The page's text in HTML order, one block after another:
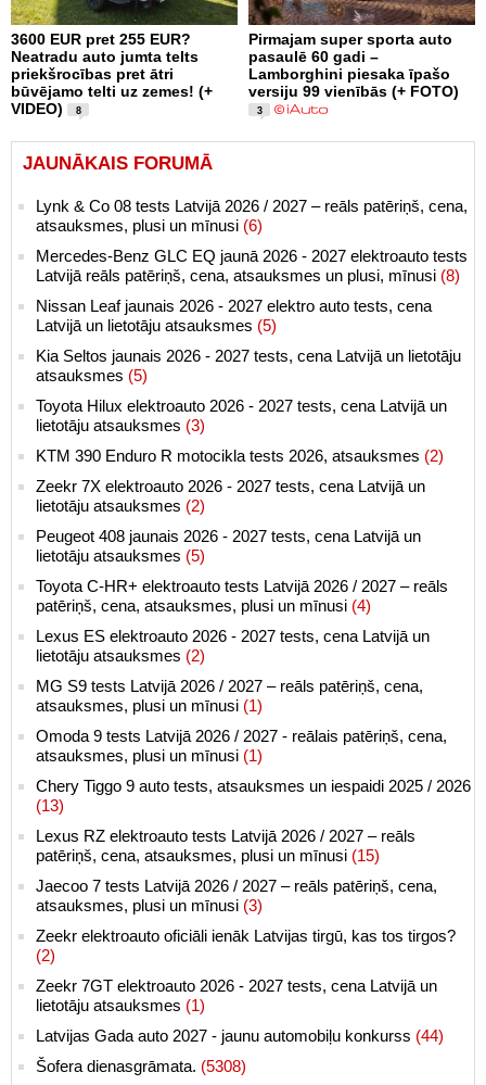
3600 EUR pret 255 EUR?
Neatradu auto jumta telts
priekšrocības pret ātri
būvējamo telti uz zemes! (+
VIDEO)
8
Pirmajam super sporta auto
pasaulē 60 gadi –
Lamborghini piesaka īpašo
versiju 99 vienībās (+ FOTO)
3
JAUNĀKAIS FORUMĀ
Lynk & Co 08 tests Latvijā 2026 / 2027 – reāls patēriņš, cena,
atsauksmes, plusi un mīnusi (6)
Mercedes-Benz GLC EQ jaunā 2026 - 2027 elektroauto tests
Latvijā reāls patēriņš, cena, atsauksmes un plusi, mīnusi (8)
Nissan Leaf jaunais 2026 - 2027 elektro auto tests, cena
Latvijā un lietotāju atsauksmes (5)
Kia Seltos jaunais 2026 - 2027 tests, cena Latvijā un lietotāju
atsauksmes (5)
Toyota Hilux elektroauto 2026 - 2027 tests, cena Latvijā un
lietotāju atsauksmes (3)
KTM 390 Enduro R motocikla tests 2026, atsauksmes (2)
Zeekr 7X elektroauto 2026 - 2027 tests, cena Latvijā un
lietotāju atsauksmes (2)
Peugeot 408 jaunais 2026 - 2027 tests, cena Latvijā un
lietotāju atsauksmes (5)
Toyota C-HR+ elektroauto tests Latvijā 2026 / 2027 – reāls
patēriņš, cena, atsauksmes, plusi un mīnusi (4)
Lexus ES elektroauto 2026 - 2027 tests, cena Latvijā un
lietotāju atsauksmes (2)
MG S9 tests Latvijā 2026 / 2027 – reāls patēriņš, cena,
atsauksmes, plusi un mīnusi (1)
Omoda 9 tests Latvijā 2026 / 2027 - reālais patēriņš, cena,
atsauksmes, plusi un mīnusi (1)
Chery Tiggo 9 auto tests, atsauksmes un iespaidi 2025 / 2026
(13)
Lexus RZ elektroauto tests Latvijā 2026 / 2027 – reāls
patēriņš, cena, atsauksmes, plusi un mīnusi (15)
Jaecoo 7 tests Latvijā 2026 / 2027 – reāls patēriņš, cena,
atsauksmes, plusi un mīnusi (3)
Zeekr elektroauto oficiāli ienāk Latvijas tirgū, kas tos tirgos?
(2)
Zeekr 7GT elektroauto 2026 - 2027 tests, cena Latvijā un
lietotāju atsauksmes (1)
Latvijas Gada auto 2027 - jaunu automobiļu konkurss (44)
Šofera dienasgrāmata. (5308)